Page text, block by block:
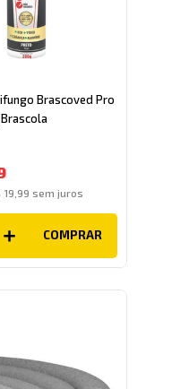
Brascoved Pro
19 99 sem juros
COMPRAR